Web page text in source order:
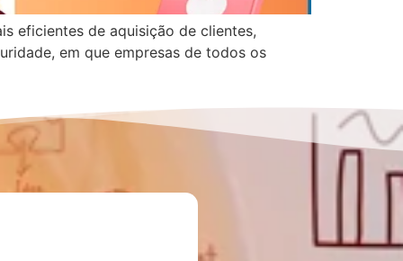
eficientes de aquisição de clientes,
em que empresas de todos os